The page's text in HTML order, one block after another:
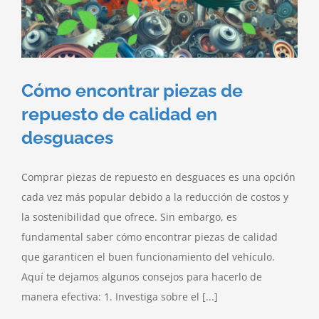
Cómo encontrar piezas de
repuesto de calidad en
desguaces
Comprar piezas de repuesto en desguaces es una opción
cada vez más popular debido a la reducción de costos y
la sostenibilidad que ofrece. Sin embargo, es
fundamental saber cómo encontrar piezas de calidad
que garanticen el buen funcionamiento del vehículo.
Aquí te dejamos algunos consejos para hacerlo de
manera efectiva: 1. Investiga sobre el [...]